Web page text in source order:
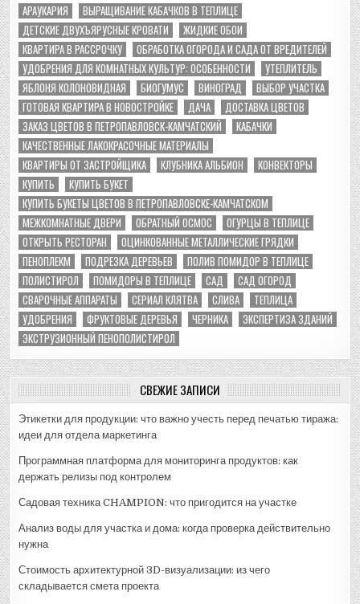
АРАУКАРИЯ
ВЫРАЩИВАНИЕ КАБАЧКОВ В ТЕПЛИЦЕ
ДЕТСКИЕ ДВУХЪЯРУСНЫЕ КРОВАТИ
ЖИДКИЕ ОБОИ
КВАРТИРА В РАССРОЧКУ
ОБРАБОТКА ОГОРОДА И САДА ОТ ВРЕДИТЕЛЕЙ
УДОБРЕНИЯ ДЛЯ КОМНАТНЫХ КУЛЬТУР: ОСОБЕННОСТИ
УТЕПЛИТЕЛЬ
ЯБЛОНЯ КОЛОНОВИДНАЯ
БИОГУМУС ВИНОГРАД
ВЫБОР УЧАСТКА
ГОТОВАЯ КВАРТИРА В НОВОСТРОЙКЕ
ДАЧА
ДОСТАВКА ЦВЕТОВ
ЗАКАЗ ЦВЕТОВ В ПЕТРОПАВЛОВСК-КАМЧАТСКИЙ
КАБАЧКИ
КАЧЕСТВЕННЫЕ ЛАКОКРАСОЧНЫЕ МАТЕРИАЛЫ
КВАРТИРЫ ОТ ЗАСТРОЙЩИКА
КЛУБНИКА АЛЬБИОН
КОНВЕКТОРЫ
КУПИТЬ
КУПИТЬ БУКЕТ
КУПИТЬ БУКЕТЫ ЦВЕТОВ В ПЕТРОПАВЛОВСКЕ-КАМЧАТСКОМ
МЕЖКОМНАТНЫЕ ДВЕРИ
ОБРАТНЫЙ ОСМОС
ОГУРЦЫ В ТЕПЛИЦЕ
ОТКРЫТЬ РЕСТОРАН
ОЦИНКОВАННЫЕ МЕТАЛЛИЧЕСКИЕ ГРЯДКИ
ПЕНОПЛЕКМ
ПОДРЕЗКА ДЕРЕВЬЕВ
ПОЛИВ ПОМИДОР В ТЕПЛИЦЕ
ПОЛИСТИРОЛ
ПОМИДОРЫ В ТЕПЛИЦЕ САД
САД ОГОРОД
СВАРОЧНЫЕ АППАРАТЫ
СЕРИАЛ КЛЯТВА СЛИВА
ТЕПЛИЦА
УДОБРЕНИЯ
ФРУКТОВЫЕ ДЕРЕВЬЯ ЧЕРНИКА
ЭКСПЕРТИЗА ЗДАНИЙ
ЭКСТРУЗИОННЫЙ ПЕНОПОЛИСТИРОЛ
СВЕЖИЕ ЗАПИСИ
Этикетки для продукции: что важно учесть перед печатью тиража:
идеи для отдела маркетинга
Программная платформа для мониторинга продуктов: как
держать релизы под контролем
Садовая техника CHAMPION: что пригодится на участке
Анализ воды для участка и дома: когда проверка действительно
нужна
Стоимость архитектурной 3D-визуализации: из чего
складывается смета проекта